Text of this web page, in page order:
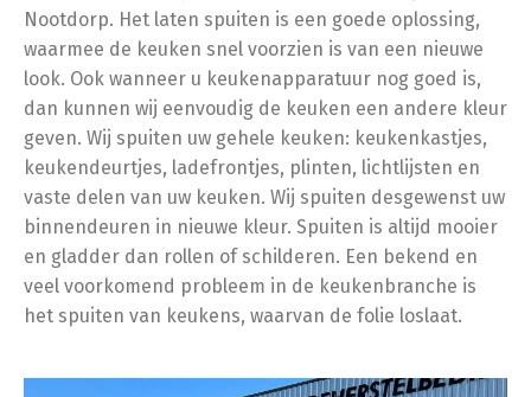
Nootdorp. Het laten spuiten is een goede oplossing,
waarmee de keuken snel voorzien is van een nieuwe
look. Ook wanneer u keukenapparatuur nog goed is,
dan kunnen wij eenvoudig de keuken een andere kleur
geven. Wij spuiten uw gehele keuken: keukenkastjes,
keukendeurtjes, ladefrontjes, plinten, lichtlijsten en
vaste delen van uw keuken. Wij spuiten desgewenst uw
binnendeuren in nieuwe kleur. Spuiten is altijd mooier
en gladder dan rollen of schilderen. Een bekend en
veel voorkomend probleem in de keukenbranche is
het spuiten van keukens, waarvan de folie loslaat.